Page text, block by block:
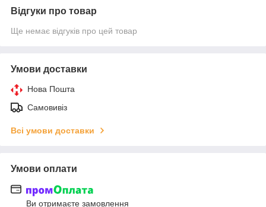
Відгуки про товар
Ще немає відгуків про цей товар
Умови доставки
Нова Пошта
Самовивіз
Всі умови доставки
Умови оплати
Ви отримаєте замовлення